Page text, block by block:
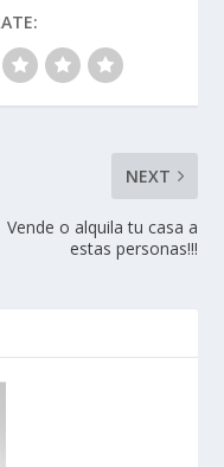
NEXT
Vende o alquila tu casa a
estas personas!!!